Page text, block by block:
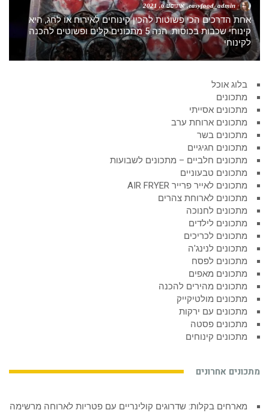
אוגוסט 6, 2021
אחת הדרכים הכי פשוטות להכין קינוחים לאירוח או לחג, היא
קינוחי שכבות בכוסות. הנה 5 מתכונים קלים ופשוטים להכנה
לקינוחי
בלוג אוכל
מתכונים
מתכונים אסייתי
מתכונים ארוחת ערב
מתכונים בשר
מתכונים חגיגיים
מתכונים חלביים – מתכונים לשבועות
מתכונים טבעוניים
מתכונים לאייר פרייר AIR FRYER
מתכונים לארוחת צהרים
מתכונים לחנוכה
מתכונים לילדים
מתכונים לכריכים
מתכונים לנינג'ה
מתכונים לפסח
מתכונים מאפים
מתכונים מהירים להכנה
מתכונים מולטיקייק
מתכונים עם ירקות
מתכונים פסטה
מתכונים קינוחים
מתכונים אחרונים
מארחים בקלות: שדרוגים קולינריים עם פטריות לארוחה מרשימה